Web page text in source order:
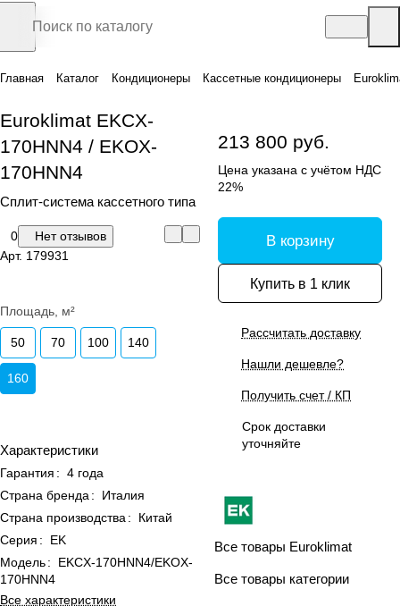
Главная Каталог Кондиционеры Кассетные кондиционеры
Euroklimat EKCX-
170HNN4 / EKOX-
170HNN4
Сплит-система кассетного типа
0
Нет отзывов
Арт. 179931
Площадь, м²
50 70 100 140
160
Характеристики
Гарантия : 4 года
Страна бренда :
Италия
Страна производства :
Китай
Серия :
EK
Модель:
EKCX-170HNN4/EKOX-
170HNN4
Все характеристики
213 800 руб.
Цена указана с учётом НДС
22%
В корзину
Купить в 1 клик
Рассчитать доставку
Нашли дешевле?
Получить счет / КП
Срок доставки
уточняйте
Все товары Euroklimat
Все товары категории